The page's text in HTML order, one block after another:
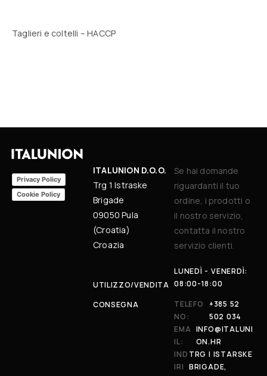
Taglieri e coltelli – HACCP
Privacy Policy
Cookie Policy
ITALUNION D.O.O.
Trg 1 Istraske
Brigade
09050 Pula
(Croatia)
Croazia
UTILIZZO/VENDITA
CONSEGNA
Se hai domande
riguardanti il tuo
ordine, i prodotti o
il nostro servizio,
contatta il nostro
servizio clienti.
LUNEDÌ - VENERDÌ:
08:00-18:00
TELEFO
NO:
+385 52
502 034
EMA
IL:
INFO@ITALUNI
ON.HR
IND
IRI
TRG I ISTARSKE
BRIGADE,